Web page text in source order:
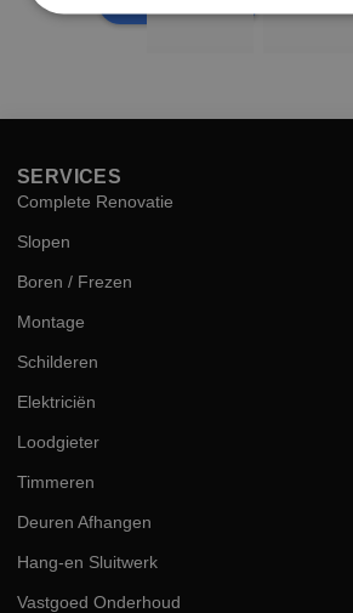
SERVICES
Complete Renovatie
Slopen
Boren / Frezen
Montage
Schilderen
Elektriciën
Loodgieter
Timmeren
Deuren Afhangen
Hang-en Sluitwerk
Vastgoed Onderhoud